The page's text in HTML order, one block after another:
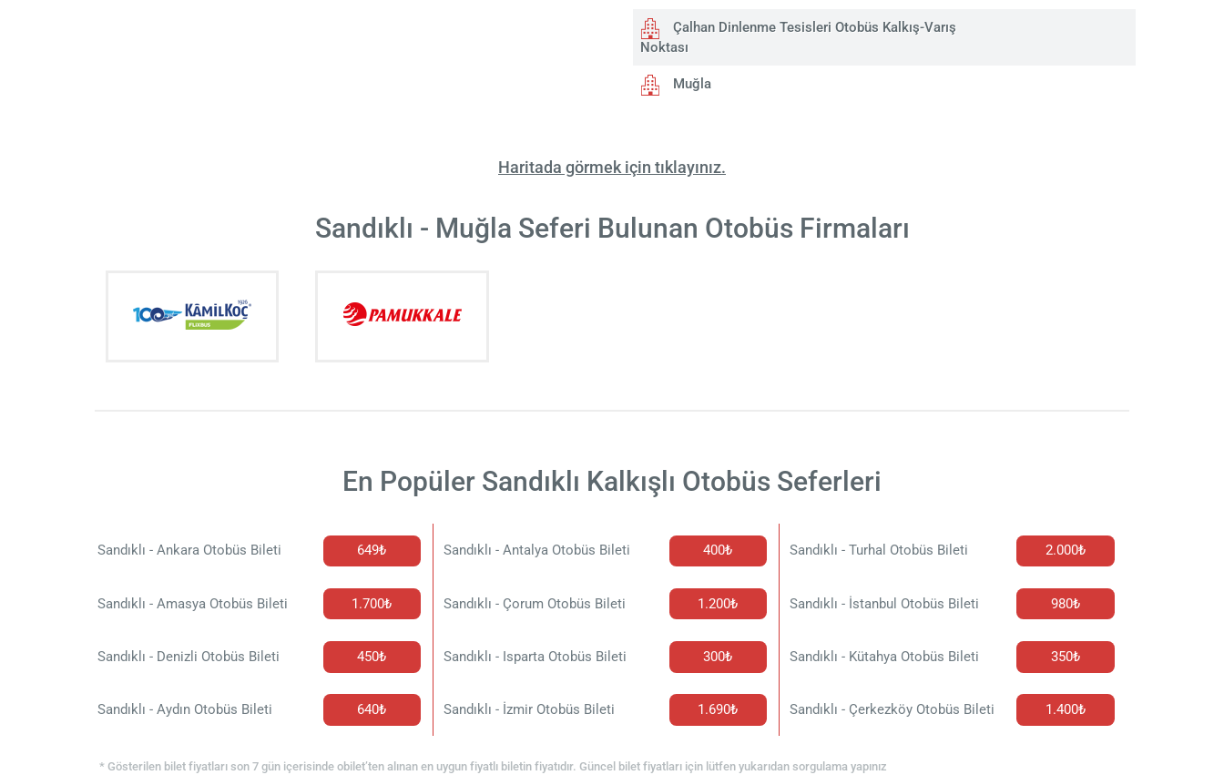
Çalhan Dinlenme Tesisleri Otobüs Kalkış-Varış
Noktası
Muğla
Haritada görmek için tıklayınız.
Sandıklı - Muğla Seferi Bulunan Otobüs Firmaları
En Popüler Sandıklı Kalkışlı Otobüs Seferleri
Sandıklı - Ankara Otobüs Bileti 649₺ Sandıklı - Antalya Otobüs Bileti 400₺ Sandıklı - Turhal Otobüs Bileti 2.000₺
Sandıklı - Amasya Otobüs Bileti 1.700₺ Sandıklı - Çorum Otobüs Bileti 1.200₺ Sandıklı - İstanbul Otobüs Bileti 980₺
Sandıklı - Denizli Otobüs Bileti 450₺ Sandıklı - Isparta Otobüs Bileti 300₺ Sandıklı - Kütahya Otobüs Bileti 350₺
Sandıklı - Aydın Otobüs Bileti 640₺ Sandıklı - İzmir Otobüs Bileti 1.690₺ Sandıklı - Çerkezköy Otobüs Bileti 1.400₺
* Gösterilen bilet fiyatları son 7 gün içerisinde obilet’ten alınan en uygun fiyatlı biletin fiyatıdır. Güncel bilet fiyatları için lütfen yukarıdan sorgulama yapınız